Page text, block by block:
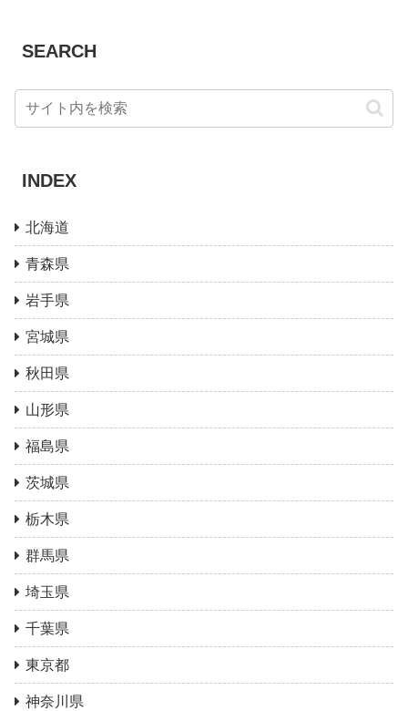
SEARCH
INDEX
北海道
青森県
岩手県
宮城県
秋田県
山形県
福島県
茨城県
栃木県
群馬県
埼玉県
千葉県
東京都
神奈川県